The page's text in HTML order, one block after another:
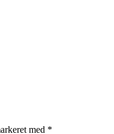
med *